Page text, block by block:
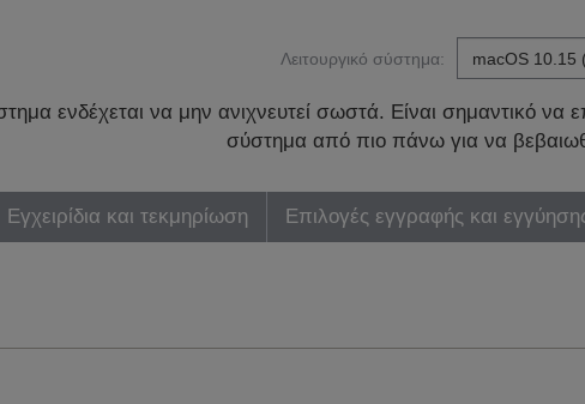
Λειτουργικό σύστημα:
ενδέχεται να μην ανιχνευτεί σωστά. Είναι σημαντικό να
σύστημα από πιο πάνω για να
Εγχειρίδια και τεκμηρίωση Επιλογές εγγραφής και